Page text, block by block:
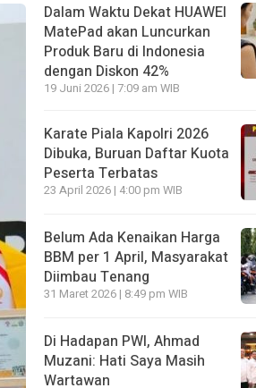
Dalam Waktu Dekat HUAWEI
MatePad akan Luncurkan
Produk Baru di Indonesia
dengan Diskon 42%
19 Juni 2026 | 7:09 am WIB
Karate Piala Kapolri 2026
Dibuka, Buruan Daftar Kuota
Peserta Terbatas
23 April 2026 | 4:00 pm WIB
Belum Ada Kenaikan Harga
BBM per 1 April, Masyarakat
Diimbau Tenang
31 Maret 2026 | 8:49 pm WIB
Di Hadapan PWI, Ahmad
Muzani: Hati Saya Masih
Wartawan